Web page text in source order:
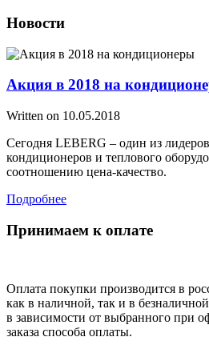
Новости
Акция в 2018 на
Written on 10.05.2018
Сегодня LEBERG – один из
кондиционеров и теплового
соотношению цена-качество.
Подробнее
Принимаем к оплате
Оплата покупки производится в
как в наличной, так и в
в зависимости от выбранного при
заказа способа оплаты.